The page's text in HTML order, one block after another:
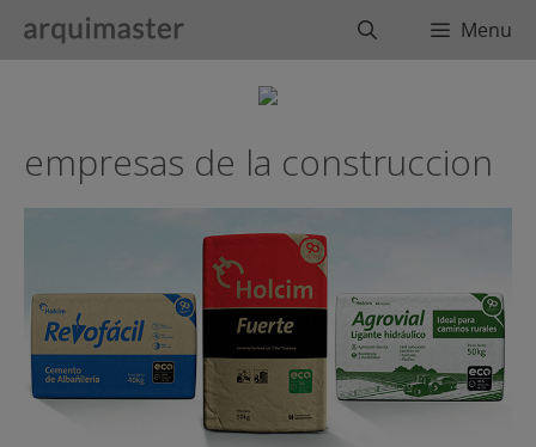
BuscarMenu
empresas de la construccion